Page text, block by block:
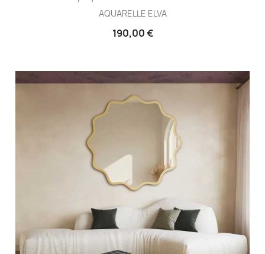
AQUARELLE ELVA
190,00 €